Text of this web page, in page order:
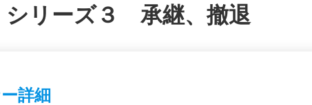
リーズ３ 承継、撤退
詳細